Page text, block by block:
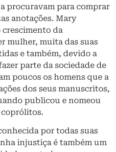
procuravam para comprar
anotações. Mary
da
mulher, muita das suas
e também, devido a
parte da sociedade de
poucos os homens que a
dos seus manuscritos,
publicou e nomeou
coprólitos.
por todas suas
injustiça é também um